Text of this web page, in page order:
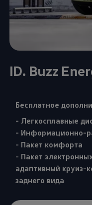
ID. Buzz
Бесплатное
- Легкосплавные
- Информационно-
- Пакет комфорта
- Пакет
адаптивный круиз-
заднего вида